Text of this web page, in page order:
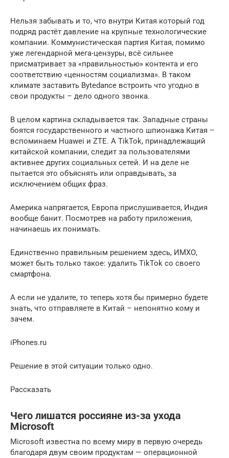
Нельзя забывать и то, что внутри Китая который год
подряд растёт давление на крупные технологические
компании. Коммунистическая партия Китая, помимо
уже легендарной мега-цензуры, всё сильнее
присматривает за «правильностью» контента и его
соответствию «ценностям социализма». В таком
климате заставить Bytedance встроить что угодно в
свои продукты – дело одного звонка.
В целом картина складывается так. Западные страны
боятся государственного и частного шпионажа Китая –
вспоминаем Huawei и ZTE. А TikTok, принадлежащий
китайской компании, следит за пользователями
активнее других социальных сетей. И на деле не
пытается это объяснять или оправдывать, за
исключением общих фраз.
Америка напрягается, Европа прислушивается, Индия
вообще банит. Посмотрев на работу приложения,
начинаешь их понимать.
Единственно правильным решением здесь, ИМХО,
может быть только такое: удалить TikTok со своего
смартфона.
А если не удалите, то теперь хотя бы примерно будете
знать, что отправляете в Китай – непонятно кому и
зачем.
iPhones.ru
Решение в этой ситуации только одно.
Рассказать
Чего лишатся россияне из-за ухода
Microsoft
Microsoft известна по всему миру в первую очередь
благодаря двум своим продуктам — операционной